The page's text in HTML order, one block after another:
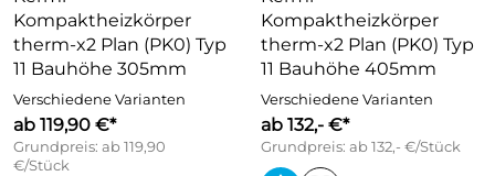
Kompaktheizkörper
therm-x2 Plan (PK0) Typ
11 Bauhöhe 305mm
Verschiedene Varianten
ab 119,90 €*
Grundpreis: ab 119,90
€/Stück
Kompaktheizkörper
therm-x2 Plan (PK0) Typ
11 Bauhöhe 405mm
Verschiedene Varianten
ab 132,- €*
Grundpreis: ab 132,- €/Stück